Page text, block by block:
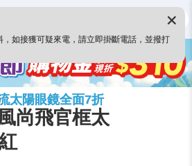
，如接獲可疑來電，請立即掛斷電話，並撥打
✕
太陽眼鏡全面7折
尚飛官框太